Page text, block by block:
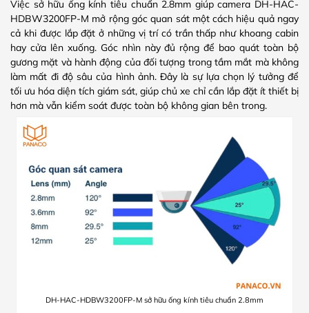
Việc sở hữu ống kính tiêu chuẩn 2.8mm giúp camera DH-HAC-
HDBW3200FP-M mở rộng góc quan sát một cách hiệu quả ngay
cả khi được lắp đặt ở những vị trí có trần thấp như khoang cabin
hay cửa lên xuống. Góc nhìn này đủ rộng để bao quát toàn bộ
gương mặt và hành động của đối tượng trong tầm mắt mà không
làm mất đi độ sâu của hình ảnh. Đây là sự lựa chọn lý tưởng để
tối ưu hóa diện tích giám sát, giúp chủ xe chỉ cần lắp đặt ít thiết bị
hơn mà vẫn kiểm soát được toàn bộ không gian bên trong.
DH-HAC-HDBW3200FP-M sở hữu ống kính tiêu chuẩn 2.8mm